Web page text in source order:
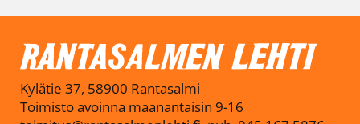
Kylätie 37, 58900 Rantasalmi
Toimisto avoinna maanantaisin 9-16